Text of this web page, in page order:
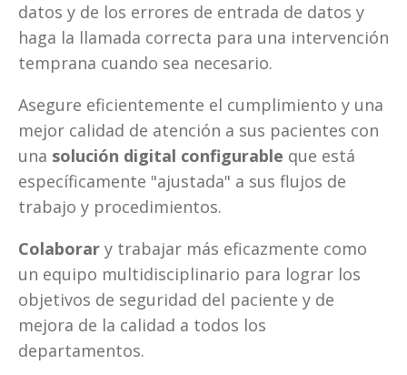
datos y de los errores de entrada de datos y
haga la llamada correcta para una intervención
temprana cuando sea necesario.
Asegure eficientemente el cumplimiento y una
mejor calidad de atención a sus pacientes con
una solución digital configurable que está
específicamente "ajustada" a sus flujos de
trabajo y procedimientos.
Colaborar y trabajar más eficazmente como
un equipo multidisciplinario para lograr los
objetivos de seguridad del paciente y de
mejora de la calidad a todos los
departamentos.